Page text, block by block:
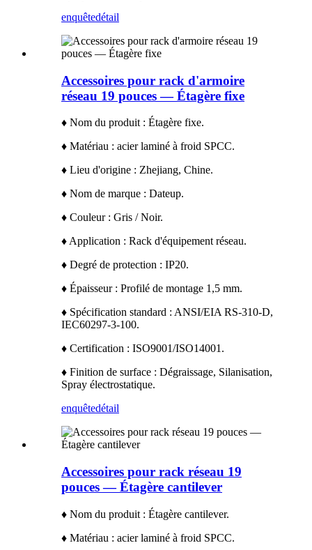
enquêtedétail
Accessoires pour rack d'armoire
réseau 19 pouces — Étagère fixe
♦ Nom du produit : Étagère fixe.
♦ Matériau : acier laminé à froid SPCC.
♦ Lieu d'origine : Zhejiang, Chine.
♦ Nom de marque : Dateup.
♦ Couleur : Gris / Noir.
♦ Application : Rack d'équipement réseau.
♦ Degré de protection : IP20.
♦ Épaisseur : Profilé de montage 1,5 mm.
♦ Spécification standard : ANSI/EIA RS-310-D,
IEC60297-3-100.
♦ Certification : ISO9001/ISO14001.
♦ Finition de surface : Dégraissage, Silanisation,
Spray électrostatique.
enquêtedétail
Accessoires pour rack réseau 19
pouces — Étagère cantilever
♦ Nom du produit : Étagère cantilever.
♦ Matériau : acier laminé à froid SPCC.